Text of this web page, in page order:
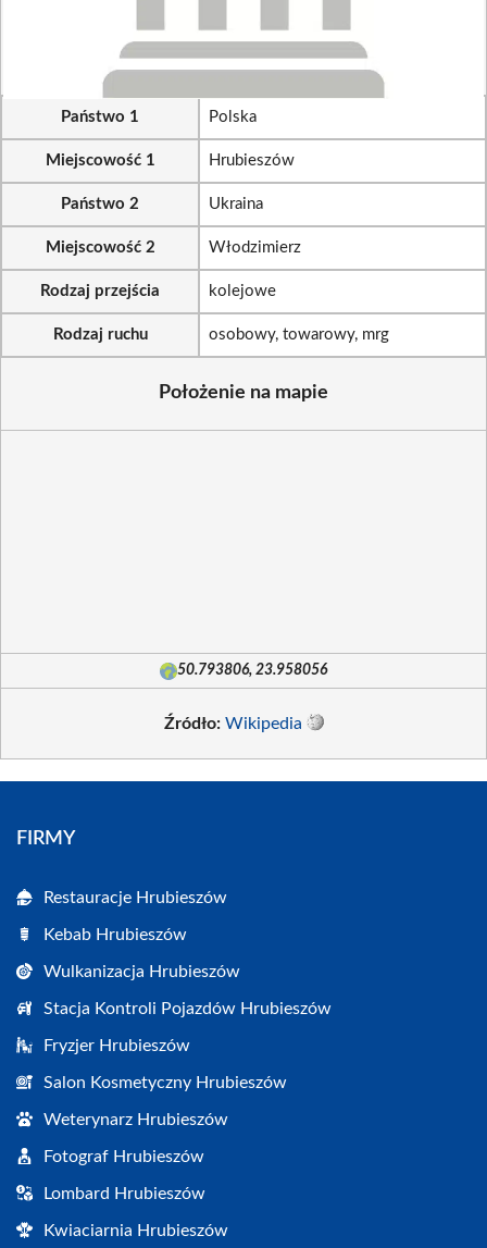
Państwo 1 Polska
Miejscowość 1 Hrubieszów
Państwo 2 Ukraina
Miejscowość 2 Włodzimierz
Rodzaj przejścia kolejowe
Rodzaj ruchu osobowy, towarowy, mrg
Położenie na mapie
50.793806, 23.958056
Źródło: Wikipedia
FIRMY
Restauracje Hrubieszów
Kebab Hrubieszów
Wulkanizacja Hrubieszów
Stacja Kontroli Pojazdów Hrubieszów
Fryzjer Hrubieszów
Salon Kosmetyczny Hrubieszów
Weterynarz Hrubieszów
Fotograf Hrubieszów
Lombard Hrubieszów
Kwiaciarnia Hrubieszów